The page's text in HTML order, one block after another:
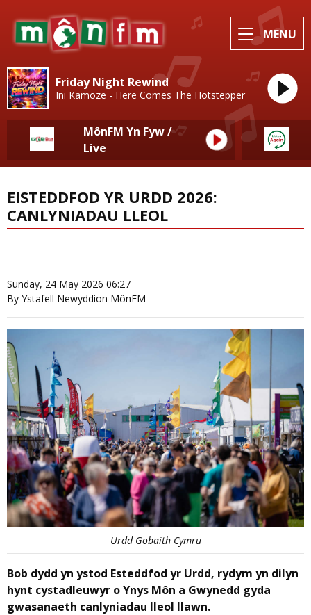
MENU
Friday Night Rewind
Ini Kamoze - Here Comes The Hotstepper
MônFM Yn Fyw /
Live
EISTEDDFOD YR URDD 2026:
CANLYNIADAU LLEOL
Sunday, 24 May 2026 06:27
By Ystafell Newyddion MônFM
Urdd Gobaith Cymru
Bob dydd yn ystod Esteddfod yr Urdd, rydym yn dilyn
hynt cystadleuwyr o Ynys Môn a Gwynedd gyda
gwasanaeth canlyniadau lleol llawn.